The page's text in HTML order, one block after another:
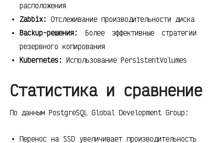
расположения
Zabbix: Отслеживание производительности диска
Backup-решения:
Более эффективные стратегии
резервного копирования
Kubernetes: Использование PersistentVolumes
Статистика и сравнение
По данным PostgreSQL Global Development Group:
Перенос на SSD увеличивает производительность